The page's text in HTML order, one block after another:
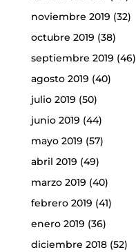
noviembre 2019 (32)
octubre 2019 (38)
septiembre 2019 (46)
agosto 2019 (40)
julio 2019 (50)
junio 2019 (44)
mayo 2019 (57)
abril 2019 (49)
marzo 2019 (40)
febrero 2019 (41)
enero 2019 (36)
diciembre 2018(52)